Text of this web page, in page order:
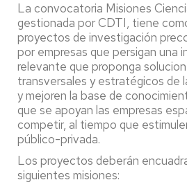
La convocatoria Misiones
gestionada por CDTI, tiene
proyectos de investigación
por empresas que persigan una
relevante que proponga
transversales y estratégicos de
y mejoren la base de
que se apoyan las empresas
competir, al tiempo que
público-privada.
Los proyectos deberán
siguientes misiones: